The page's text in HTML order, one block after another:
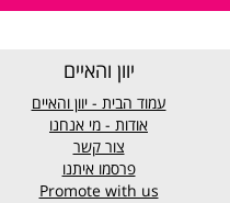
יוון והאיים
עמוד הבית - יוון והאיים
אודות - מי אנחנו
צור קשר
פרסמו איתנו
Promote with us